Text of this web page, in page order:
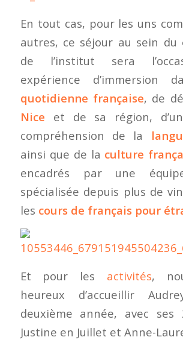
En tout cas, pour les uns
autres, ce séjour au sein du
de l’institut sera
expérience
quotidienne française, de
Nice et de sa région,
compréhension de la
ainsi que de la culture
encadrés par une
spécialisée depuis plus de
les cours de français pour
Et pour les activités,
heureux d’accueillir
deuxième année, avec ses
Justine en Juillet et Anne-